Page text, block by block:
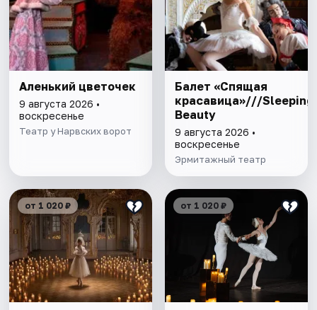
Аленький цветочек
9 августа 2026 •
воскресенье
Театр у Нарвских ворот
Балет «Спящая
красавица»///Sleeping
Beauty
9 августа 2026 •
воскресенье
Эрмитажный театр
от 1 020 ₽ от 1 020 ₽